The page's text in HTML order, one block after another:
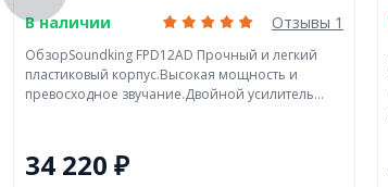
В наличии Отзывы 1
ОбзорSoundking FPD12AD Прочный и легкий
пластиковый корпус.Высокая мощность и
превосходное звучание.Двойной усилитель...
34 220 ₽